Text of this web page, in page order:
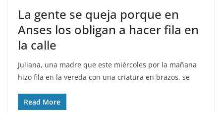
La gente se queja porque en
Anses los obligan a hacer fila en
la calle
Juliana, una madre que este miércoles por la mañana
hizo fila en la vereda con una criatura en brazos, se
Read More